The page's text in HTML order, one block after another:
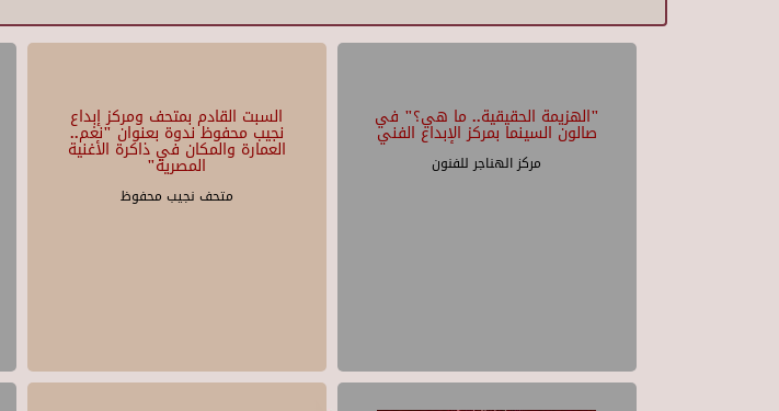
السبت القادم بمتحف ومركز إبداع
نجيب محفوظ ندوة بعنوان "نغم..
العمارة والمكان في ذاكرة الأغنية
المصرية"
متحف نجيب محفوظ
"الهزيمة الحقيقية.. ما هي؟" في
صالون السينما بمركز الإبداع الفني
مركز الهناجر للفنون